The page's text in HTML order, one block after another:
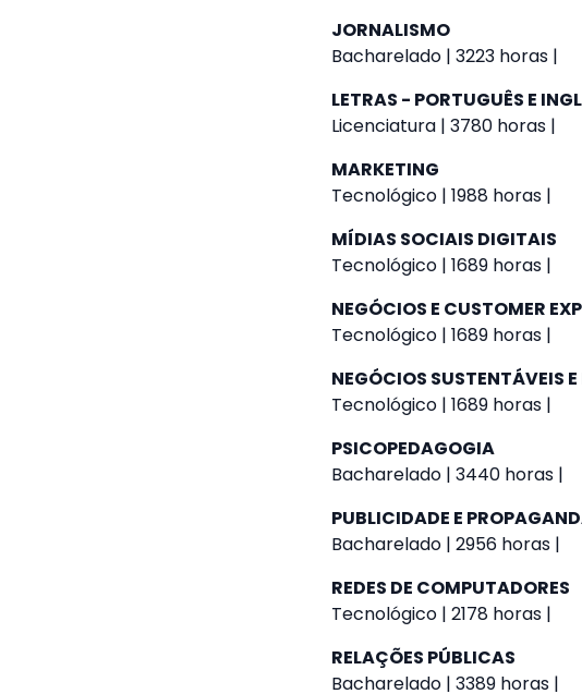
JORNALISMO
Bacharelado | 3223 horas |
LETRAS - PORTUGUÊS E
Licenciatura | 3780 horas |
MARKETING
Tecnológico | 1988 horas |
MÍDIAS SOCIAIS DIGITAIS
Tecnológico | 1689 horas |
NEGÓCIOS E CUSTOMER
Tecnológico | 1689 horas |
NEGÓCIOS SUSTENTÁVEIS E
Tecnológico | 1689 horas |
PSICOPEDAGOGIA
Bacharelado | 3440 horas |
PUBLICIDADE E
Bacharelado | 2956 horas |
REDES DE COMPUTADORES
Tecnológico | 2178 horas |
RELAÇÕES PÚBLICAS
Bacharelado | 3389 horas |